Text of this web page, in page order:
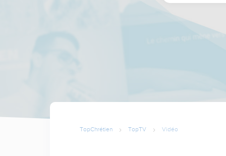
TopChrétien TopTV Vidéo